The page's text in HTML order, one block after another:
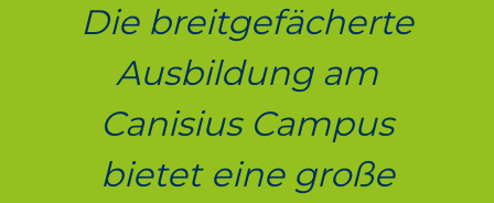
Die breitgefächerte
Ausbildung am
Canisius Campus
bietet eine große